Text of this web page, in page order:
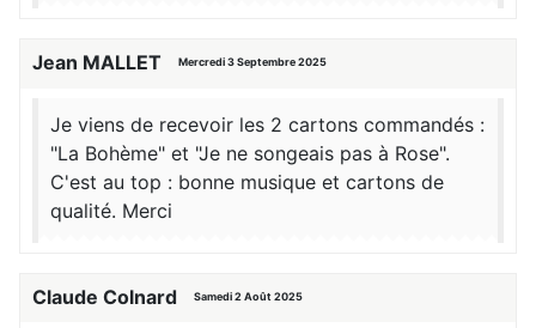
Jean MALLET Mercredi 3 Septembre 2025
Je viens de recevoir les 2 cartons commandés :
"La Bohème" et "Je ne songeais pas à Rose".
C'est au top : bonne musique et cartons de
qualité. Merci
Claude Colnard Samedi 2 Août 2025